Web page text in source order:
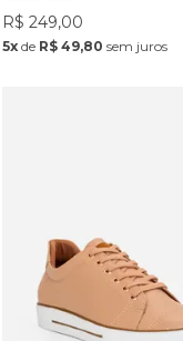
R$ 249,00
5xde R$ 49,80 sem juros